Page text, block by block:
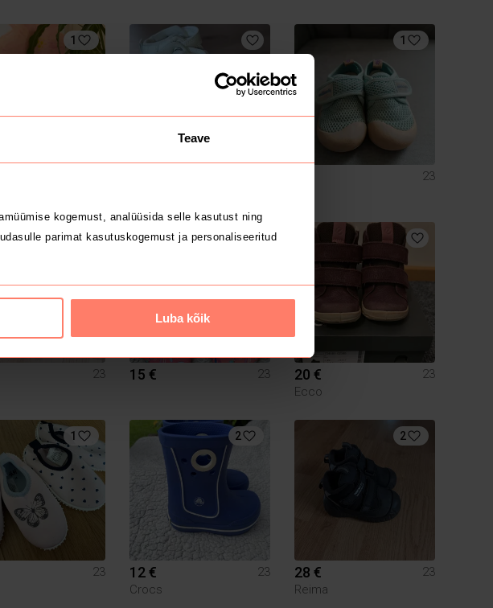
Teave
kogemust, analüüsida selle kasutust ning
parimat kasutuskogemust ja personaliseeritud
Luba kõik
1 1
23
23 15 € 23 20 €
23
Ecco
1
23
2
12 €
23
Crocs
2
28 €
23
Reima